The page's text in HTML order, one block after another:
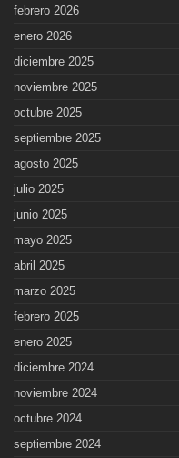
febrero 2026
enero 2026
diciembre 2025
noviembre 2025
octubre 2025
septiembre 2025
agosto 2025
julio 2025
junio 2025
mayo 2025
abril 2025
marzo 2025
febrero 2025
enero 2025
diciembre 2024
noviembre 2024
octubre 2024
septiembre 2024